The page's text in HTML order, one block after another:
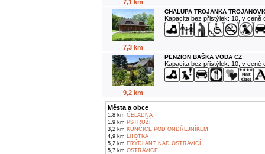
7,1 km
7,3 km
CHALUPA TROJANKA
Kapacita bez přistýlek: 10, v ceně
9,2 km
PENZION BAŠKA VODA CZ
Kapacita bez přistýlek: 10, v ceně
Města a obce
1,8 km ČELADNÁ
1,9 km PSTRUŽÍ
3,2 km KUNČICE POD ONDŘEJNÍKEM
4,9 km LHOTKA
5,2 km FRÝDLANT NAD OSTRAVICÍ
5,7 km OSTRAVICE